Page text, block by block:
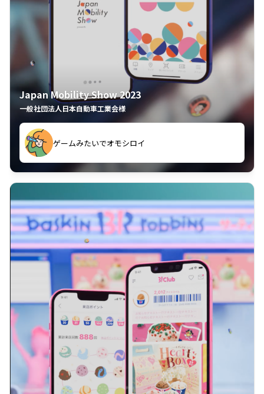
Japan Mobility Show 2023
一般社団法人日本自動車工業会様
ゲームみたいでオモシロイ
久々のモーターショーがアプリでもっと楽しめました